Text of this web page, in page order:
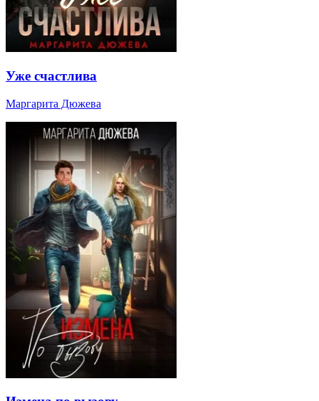
Уже счастлива
Маргарита Дюжева